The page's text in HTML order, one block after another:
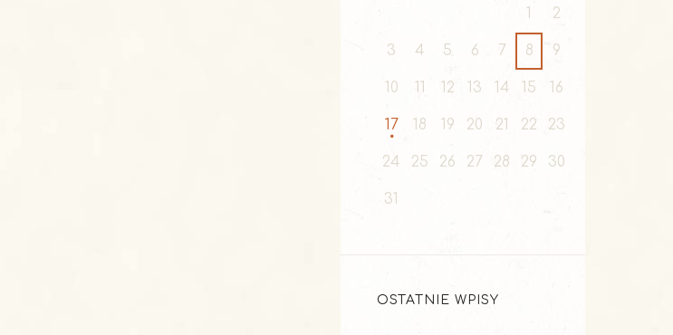
1 2
3 4 5 6 7 8 9
10 11 12 13 14 15 16
17 18 19 20 21 22 23
24 25 26 27 28 29 30
31
OSTATNIE WPISY